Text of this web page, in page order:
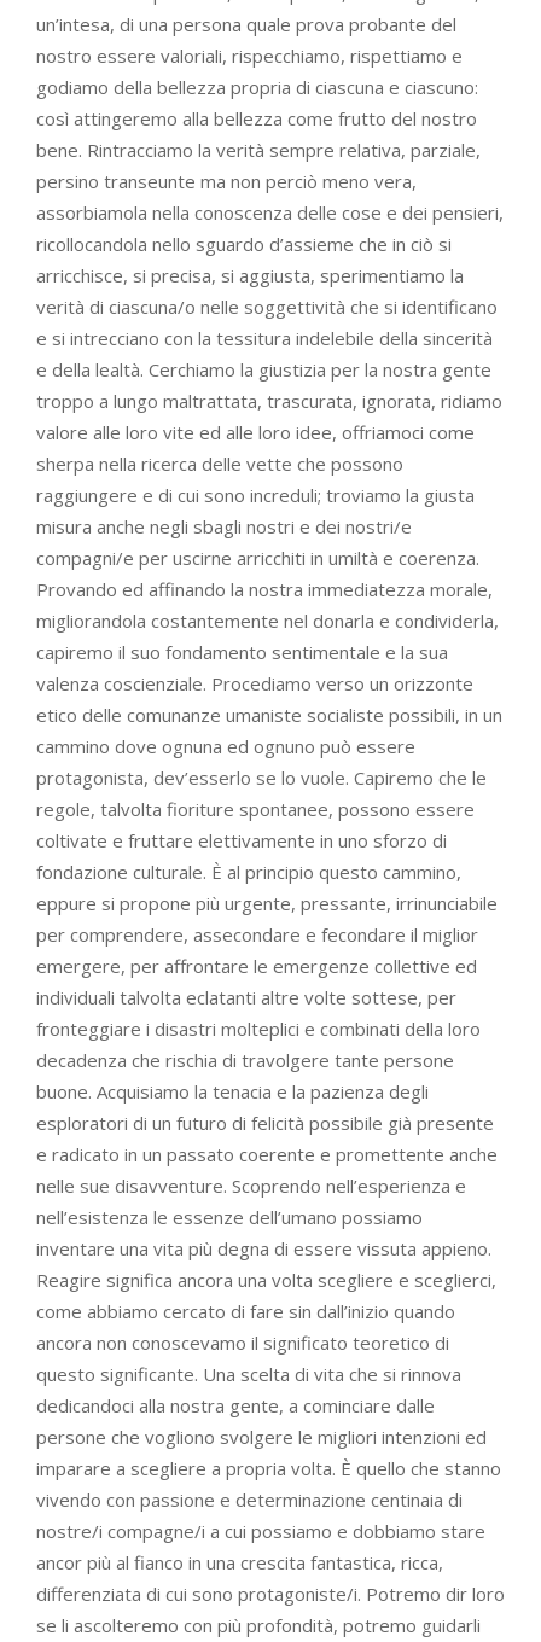
un’intesa, di una persona quale prova probante del
nostro essere valoriali, rispecchiamo, rispettiamo e
godiamo della bellezza propria di ciascuna e ciascuno:
così attingeremo alla bellezza come frutto del nostro
bene. Rintracciamo la verità sempre relativa, parziale,
persino transeunte ma non perciò meno vera,
assorbiamola nella conoscenza delle cose e dei pensieri,
ricollocandola nello sguardo d’assieme che in ciò si
arricchisce, si precisa, si aggiusta, sperimentiamo la
verità di ciascuna/o nelle soggettività che si identificano
e si intrecciano con la tessitura indelebile della sincerità
e della lealtà. Cerchiamo la giustizia per la nostra gente
troppo a lungo maltrattata, trascurata, ignorata, ridiamo
valore alle loro vite ed alle loro idee, offriamoci come
sherpa nella ricerca delle vette che possono
raggiungere e di cui sono increduli; troviamo la giusta
misura anche negli sbagli nostri e dei nostri/e
compagni/e per uscirne arricchiti in umiltà e coerenza.
Provando ed affinando la nostra immediatezza morale,
migliorandola costantemente nel donarla e condividerla,
capiremo il suo fondamento sentimentale e la sua
valenza coscienziale. Procediamo verso un orizzonte
etico delle comunanze umaniste socialiste possibili, in un
cammino dove ognuna ed ognuno può essere
protagonista, dev’esserlo se lo vuole. Capiremo che le
regole, talvolta fioriture spontanee, possono essere
coltivate e fruttare elettivamente in uno sforzo di
fondazione culturale. È al principio questo cammino,
eppure si propone più urgente, pressante, irrinunciabile
per comprendere, assecondare e fecondare il miglior
emergere, per affrontare le emergenze collettive ed
individuali talvolta eclatanti altre volte sottese, per
fronteggiare i disastri molteplici e combinati della loro
decadenza che rischia di travolgere tante persone
buone. Acquisiamo la tenacia e la pazienza degli
esploratori di un futuro di felicità possibile già presente
e radicato in un passato coerente e promettente anche
nelle sue disavventure. Scoprendo nell’esperienza e
nell’esistenza le essenze dell’umano possiamo
inventare una vita più degna di essere vissuta appieno.
Reagire significa ancora una volta scegliere e sceglierci,
come abbiamo cercato di fare sin dall’inizio quando
ancora non conoscevamo il significato teoretico di
questo significante. Una scelta di vita che si rinnova
dedicandoci alla nostra gente, a cominciare dalle
persone che vogliono svolgere le migliori intenzioni ed
imparare a scegliere a propria volta. È quello che stanno
vivendo con passione e determinazione centinaia di
nostre/i compagne/i a cui possiamo e dobbiamo stare
ancor più al fianco in una crescita fantastica, ricca,
differenziata di cui sono protagoniste/i. Potremo dir loro
se li ascolteremo con più profondità, potremo guidarli